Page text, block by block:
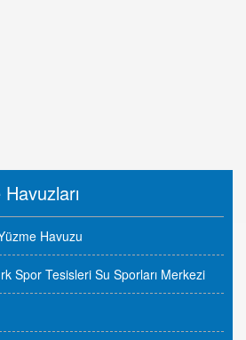
Havuzu
Spor Tesisleri Su Sporları Merkezi